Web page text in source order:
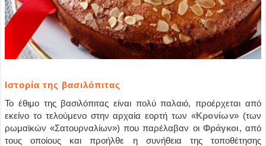
Ιστορία της βασιλόπιτας
Το έθιμο της βασιλόπιτας είναι πολύ παλαιό, προέρχεται από
εκείνο το τελούμενο στην αρχαία εορτή των «Κρονίων» (των
ρωμαϊκών «Σατουρναλίων») που παρέλαβαν οι Φράγκοι, από
τους οποίους και προήλθε η συνήθεια της τοποθέτησης